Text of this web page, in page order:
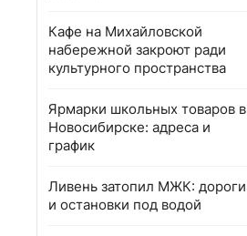
Кафе на Михайловской
набережной закроют ради
культурного пространства
Ярмарки школьных товаров в
Новосибирске: адреса и
график
Ливень затопил МЖК: дороги
и остановки под водой